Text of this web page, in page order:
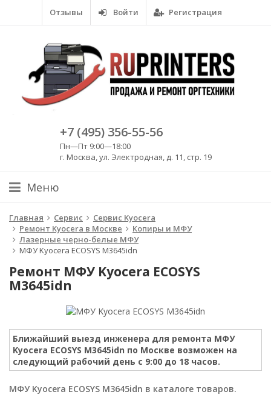
Отзывы Войти Регистрация
+7 (495) 356-55-56
Пн—Пт 9:00—18:00
г. Москва, ул. Электродная, д. 11, стр. 19
Меню
Главная Сервис
Сервис Kyocera
Ремонт Kyocera в Москве
Копиры и МФУ
Лазерные черно-белые МФУ
МФУ Kyocera ECOSYS M3645idn
Ремонт МФУ Kyocera ECOSYS
M3645idn
Ближайший выезд инженера для ремонта МФУ
Kyocera ECOSYS M3645idn по Москве возможен на
следующий рабочий день с 9:00 до 18 часов.
МФУ Kyocera ECOSYS M3645idn в каталоге товаров.